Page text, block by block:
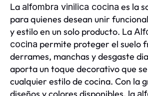
La alfombra vinilica cocina es la
para quienes desean unir
y estilo en un solo producto. La
cocina permite proteger el suelo
derrames, manchas y desgaste
aporta un toque decorativo que
cualquier estilo de cocina. Con la